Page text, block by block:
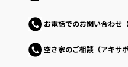
お電話でのお問い合わせ
空き家のご相談（アキサポ